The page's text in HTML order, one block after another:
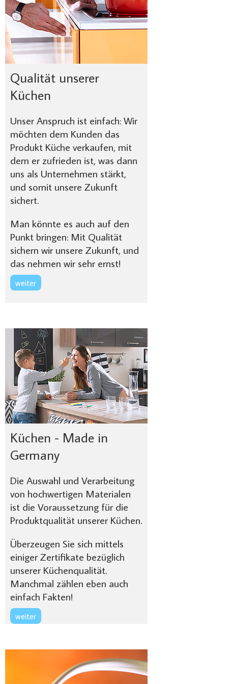
Qualität unserer
Küchen
Unser Anspruch ist einfach: Wir
möchten dem Kunden das
Produkt Küche verkaufen, mit
dem er zufrieden ist, was dann
uns als Unternehmen stärkt,
und somit unsere Zukunft
sichert.
Man könnte es auch auf den
Punkt bringen: Mit Qualität
sichern wir unsere Zukunft, und
das nehmen wir sehr ernst!
weiter
Küchen - Made in
Germany
Die Auswahl und Verarbeitung
von hochwertigen Materialen
ist die Voraussetzung für die
Produktqualität unserer Küchen.
Überzeugen Sie sich mittels
einiger Zertifikate bezüglich
unserer Küchenqualität.
Manchmal zählen eben auch
einfach Fakten!
weiter